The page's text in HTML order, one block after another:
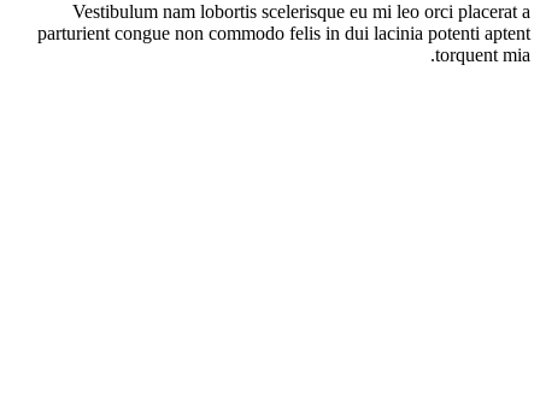
Vestibulum nam lobortis scelerisque eu mi leo orci placerat a
parturient congue non commodo felis in dui lacinia potenti aptent
torquent mia.